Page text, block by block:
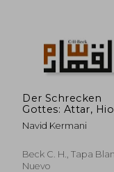
dcto.
Der Schrecken
Gottes: Attar,
und die
Metaphysische
Navid Kermani
Beck C. H., Tapa
Nuevo